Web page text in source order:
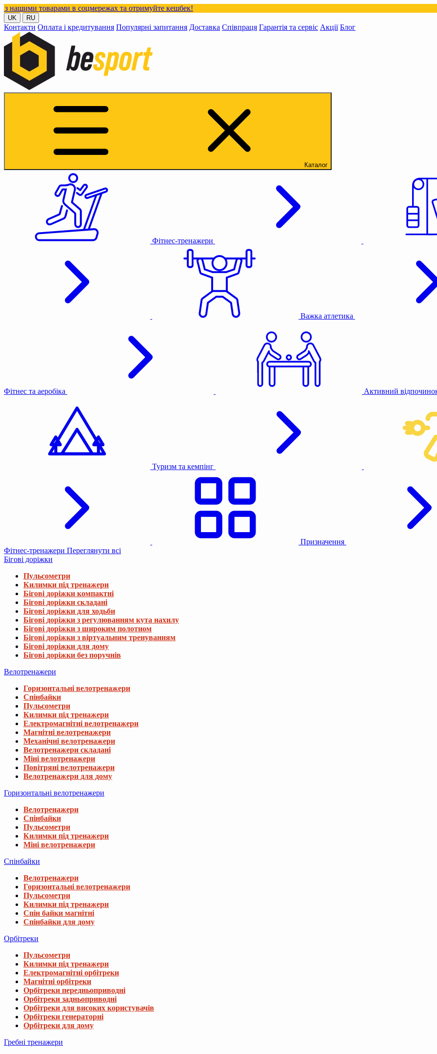
в соцмережах та отримуйте кешбек!
UK RU
Контакти Оплата і кредитування Популярні запитання Доставка Співпраця Гарантія та сервіс Акції Блог
Каталог
Фітнес-тренажери
Важка атлетика
Фітнес та аеробіка Активний
Туризм та кемпінг
Призначення
Фітнес-тренажери Переглянути всі
Бігові доріжки
Пульсометри
Килимки під тренажери
Бігові доріжки компактні
Бігові доріжки складані
Бігові доріжки для ходьби
Бігові доріжки з регулюванням кута нахилу
Бігові доріжки з широким полотном
Бігові доріжки з віртуальним тренуванням
Бігові доріжки для дому
Бігові доріжки без поручнів
Велотренажери
Горизонтальні велотренажери
Спінбайки
Пульсометри
Килимки під тренажери
Електромагнітні велотренажери
Магнітні велотренажери
Механічні велотренажери
Велотренажери складані
Міні велотренажери
Повітряні велотренажери
Велотренажери для дому
Горизонтальні велотренажери
Велотренажери
Спінбайки
Пульсометри
Килимки під тренажери
Міні велотренажери
Спінбайки
Велотренажери
Горизонтальні велотренажери
Пульсометри
Килимки під тренажери
Спін байки магнітні
Спінбайки для дому
Орбітреки
Пульсометри
Килимки під тренажери
Електромагнітні орбітреки
Магнітні орбітреки
Орбітреки передньоприводні
Орбітреки задньоприводні
Орбітреки для високих користувачів
Орбітреки генераторні
Орбітреки для дому
Гребні тренажериВибачте, даний товар відсутній на складі